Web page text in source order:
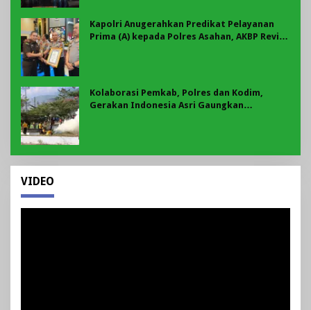
Kapolri Anugerahkan Predikat Pelayanan
Prima (A) kepada Polres Asahan, AKBP Revi
Kolaborasi Pemkab, Polres dan Kodim,
Gerakan Indonesia Asri Gaungkan
VIDEO